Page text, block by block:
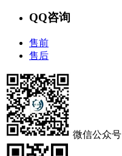
QQ咨询
售前
售后
微信公众号